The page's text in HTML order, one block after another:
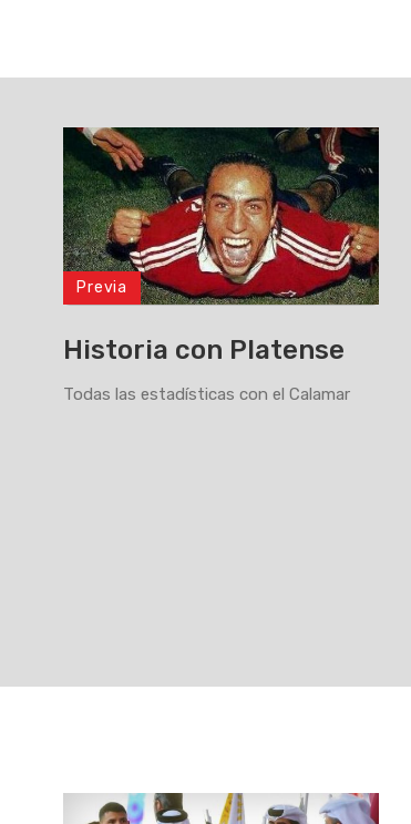
Previa
Historia con Platense
Todas las estadísticas con el Calamar